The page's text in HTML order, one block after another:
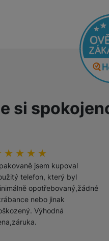
my nebo naši partneři,
stránkách třetích stran.
si
zákazníků
%
jsem kupoval
telefon, který byl
opotřebovaný,žádné
nebo jinak
Výhodná